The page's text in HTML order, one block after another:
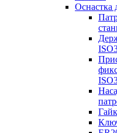
Оснастка